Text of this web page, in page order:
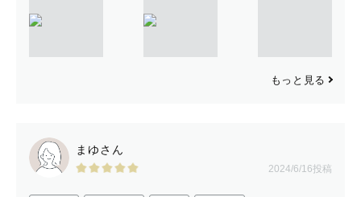
もっと見る
まゆさん
2024/6/16投稿